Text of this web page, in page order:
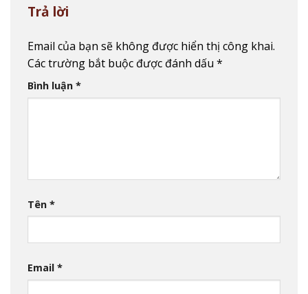
Trả lời
Email của bạn sẽ không được hiển thị công khai.
Các trường bắt buộc được đánh dấu *
Bình luận *
Tên *
Email *